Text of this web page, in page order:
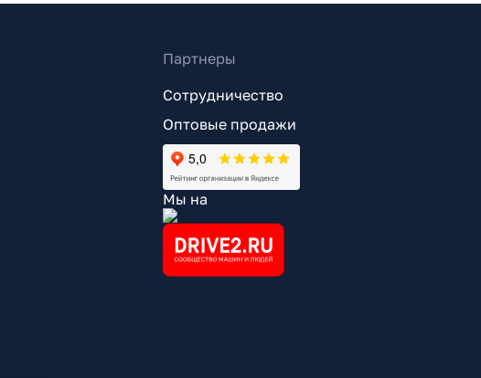
Партнеры
Сотрудничество
Оптовые продажи
Мы на